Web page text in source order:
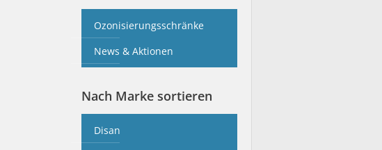
Ozonisierungsschränke
News & Aktionen
Nach Marke sortieren
Disan